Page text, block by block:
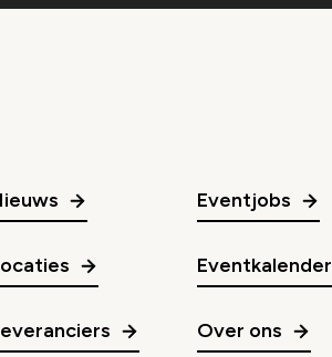
Eventjobs
Eventkalender
Over ons